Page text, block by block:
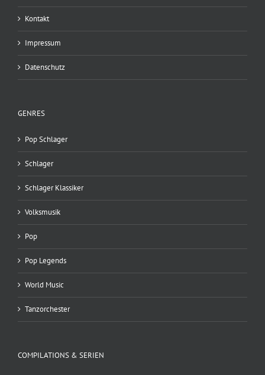
Kontakt
Impressum
Datenschutz
GENRES
Pop Schlager
Schlager
Schlager Klassiker
Volksmusik
Pop
Pop Legends
World Music
Tanzorchester
COMPILATIONS & SERIEN